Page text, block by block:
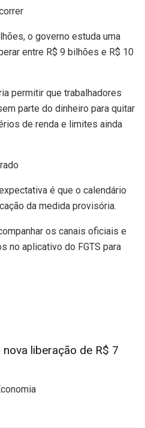
o governo estuda uma
entre R$ 9 bilhões e R$ 10
permitir que trabalhadores
parte do dinheiro para quitar
de renda e limites ainda
é que o calendário
da medida provisória.
os canais oficiais e
no aplicativo do FGTS para
liberação de R$ 7